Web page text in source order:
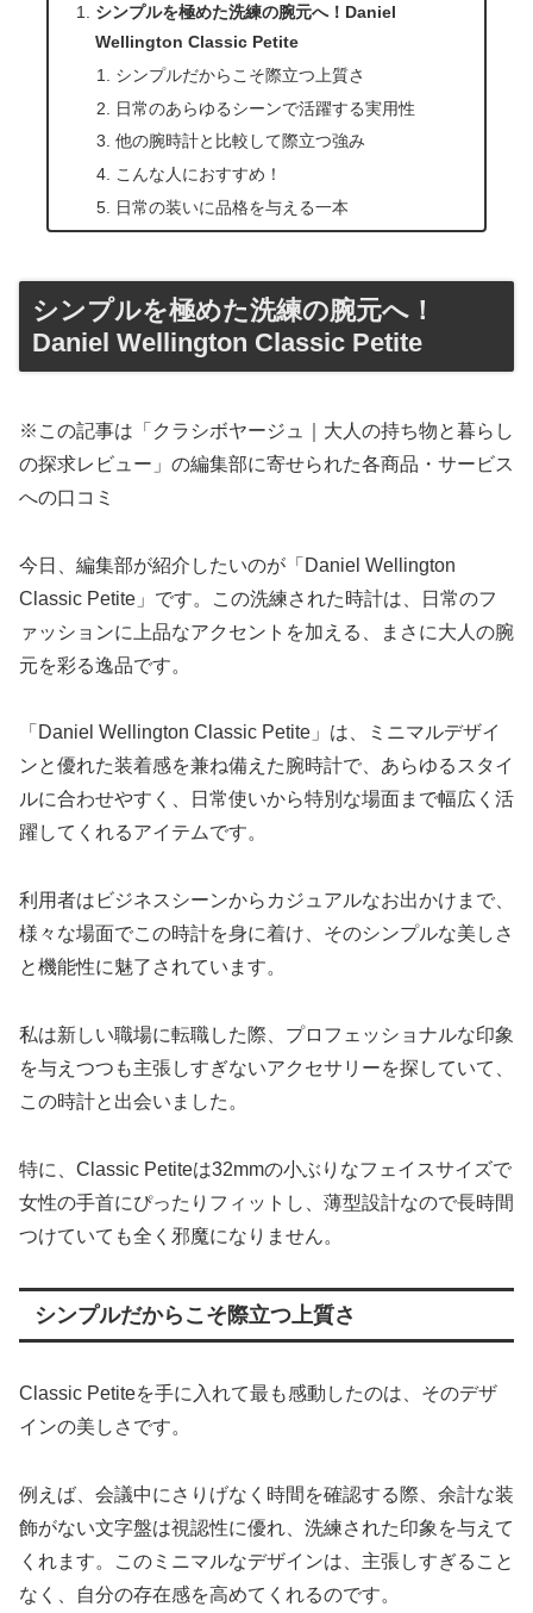
シンプルを極めた洗練の腕元へ！Daniel
Wellington Classic Petite
シンプルだからこそ際立つ上質さ
日常のあらゆるシーンで活躍する実用性
他の腕時計と比較して際立つ強み
こんな人におすすめ！
日常の装いに品格を与える一本
シンプルを極めた洗練の腕元へ！
Daniel Wellington Classic Petite
※この記事は「クラシボヤージュ｜大人の持ち物と暮らし
の探求レビュー」の編集部に寄せられた各商品・サービス
への口コミ
今日、編集部が紹介したいのが「Daniel Wellington
Classic Petite」です。この洗練された時計は、日常のフ
ァッションに上品なアクセントを加える、まさに大人の腕
元を彩る逸品です。
「Daniel Wellington Classic Petite」は、ミニマルデザイ
ンと優れた装着感を兼ね備えた腕時計で、あらゆるスタイ
ルに合わせやすく、日常使いから特別な場面まで幅広く活
躍してくれるアイテムです。
利用者はビジネスシーンからカジュアルなお出かけまで、
様々な場面でこの時計を身に着け、そのシンプルな美しさ
と機能性に魅了されています。
私は新しい職場に転職した際、プロフェッショナルな印象
を与えつつも主張しすぎないアクセサリーを探していて、
この時計と出会いました。
特に、Classic Petiteは32mmの小ぶりなフェイスサイズで
女性の手首にぴったりフィットし、薄型設計なので長時間
つけていても全く邪魔になりません。
シンプルだからこそ際立つ上質さ
Classic Petiteを手に入れて最も感動したのは、そのデザ
インの美しさです。
例えば、会議中にさりげなく時間を確認する際、余計な装
飾がない文字盤は視認性に優れ、洗練された印象を与えて
くれます。このミニマルなデザインは、主張しすぎること
なく、自分の存在感を高めてくれるのです。